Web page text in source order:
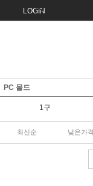
LOGIN
PC 몰드
1구
최신순 낮은가격